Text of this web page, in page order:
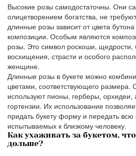
Высокие розы самодостаточны. Они
олицетворением богатства, не
длинные розы зависит от цвета
композиции. Особым являются
розы. Это символ роскоши, щедрости,
восхищения, страсти и особого
женщине.
Длинные розы в букете можно
цветами, соответствующего размера.
используют пионы, герберы, орхидеи,
гортензии. Их использование
придать букету форму и передать всю
испытываемых к близкому человеку.
Как ухаживать за букетом,
дольше?